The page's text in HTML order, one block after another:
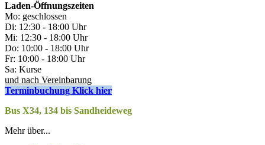
Laden-Öffnungszeiten
Mo: geschlossen
Di: 12:30 - 18:00 Uhr
Mi: 12:30 - 18:00 Uhr
Do: 10:00 - 18:00 Uhr
Fr: 10:00 - 18:00 Uhr
Sa: Kurse
und nach Vereinbarung
Terminbuchung Klick hier
Bus X34, 134 bis Sandheideweg
Mehr über...